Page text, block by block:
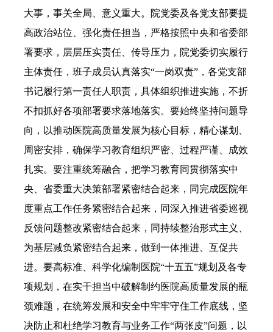
大事，事关全局、意义重大。院党委及各党支部要提
高政治站位、强化责任担当，严格按照中央和省委部
署要求，层层压实责任、传导压力，院党委切实履行
主体责任，班子成员认真落实“一岗双责”，各党支部
书记履行第一责任人职责，具体组织推进实施，不折
不扣抓好各项部署要求落地落实。要始终坚持问题导
向，以推动医院高质量发展为核心目标，精心谋划、
周密安排，确保学习教育组织严密、过程严谨、成效
扎实。要注重统筹融合，把学习教育同贯彻落实中
央、省委重大决策部署紧密结合起来，同完成医院年
度重点工作任务紧密结合起来，同深入推进省委巡视
反馈问题整改紧密结合起来，同持续整治形式主义、
为基层减负紧密结合起来，做到一体推进、互促共
进。要高标准、科学化编制医院“十五五”规划及各专
项规划，在实干担当中破解制约医院高质量发展的瓶
颈难题，在统筹发展和安全中牢牢守住工作底线，坚
决防止和杜绝学习教育与业务工作“两张皮”问题，以